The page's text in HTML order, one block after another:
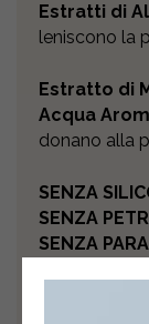
Estratti di
leniscono la
Estratto di
Acqua
donano alla
SENZA
SENZA
SENZA